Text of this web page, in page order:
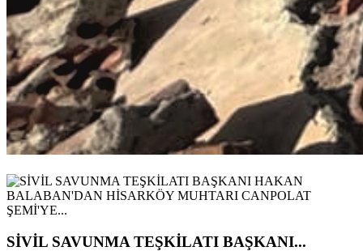
SİVİL SAVUNMA TEŞKİLATI BAŞKANI...